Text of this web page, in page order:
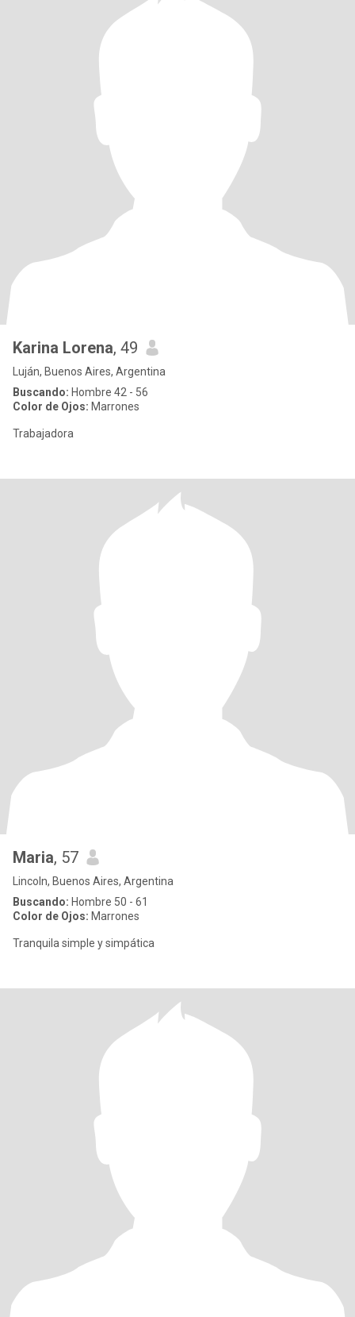
Karina Lorena, 49
Luján, Buenos Aires, Argentina
Buscando: Hombre 42 - 56
Color de Ojos: Marrones
Trabajadora
Maria, 57
Lincoln, Buenos Aires, Argentina
Buscando: Hombre 50 - 61
Color de Ojos: Marrones
Tranquila simple y simpática